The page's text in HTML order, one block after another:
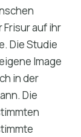
auf ihr
Die Studie
Image
in der
Die